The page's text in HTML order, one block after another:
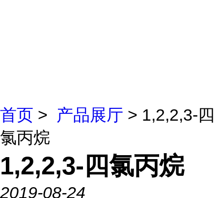
首页 > 产品展厅 > 1,2,2,3-四
氯丙烷
1,2,2,3-四氯丙烷
2019-08-24